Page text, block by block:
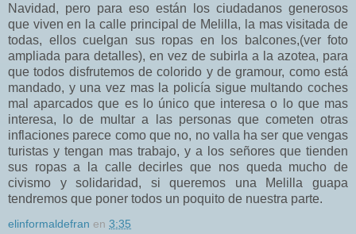
Navidad, pero para eso están los ciudadanos generosos
que viven en la calle principal de Melilla, la mas visitada de
todas, ellos cuelgan sus ropas en los balcones,(ver foto
ampliada para detalles), en vez de subirla a la azotea, para
que todos disfrutemos de colorido y de gramour, como está
mandado, y una vez mas la policía sigue multando coches
mal aparcados que es lo único que interesa o lo que mas
interesa, lo de multar a las personas que cometen otras
inflaciones parece como que no, no valla ha ser que vengas
turistas y tengan mas trabajo, y a los señores que tienden
sus ropas a la calle decirles que nos queda mucho de
civismo y solidaridad, si queremos una Melilla guapa
tendremos que poner todos un poquito de nuestra parte.
elinformaldefran en 3:35